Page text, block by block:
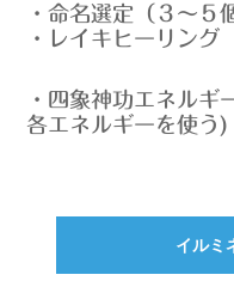
・命名選定（３～５
・レイキヒーリン
・四象神功エネルギ
各エネルギーを使う)
イルミ